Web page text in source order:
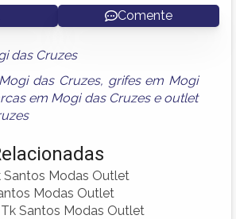
Comente
das Cruzes
das Cruzes, grifes em Mogi
em Mogi das Cruzese outlet
Modas Outlet
Modas Outlet
Santos Modas Outlet